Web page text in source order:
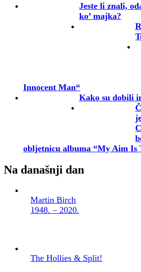
Jeste li znali,
ko’ majka?
Innocent Man“
Kako su dobili
obljetnicu albuma “My Aim Is
Na današnji dan
Martin Birch
1948. – 2020.
The Hollies & Split!